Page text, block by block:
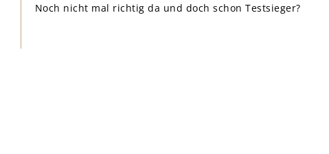
Noch nicht mal richtig da und doch schon Testsieger?